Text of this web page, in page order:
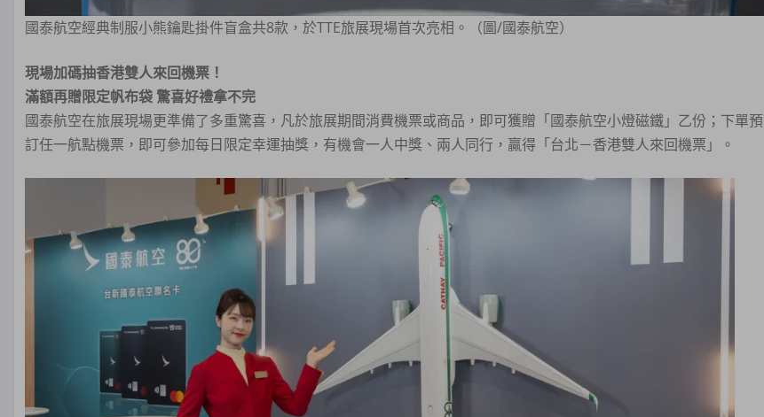
國泰航空經典制服小熊鑰匙掛件盲盒共8款，於TTE旅展現場首次亮相。（圖/國泰航空）
現場加碼抽香港雙人來回機票！
滿額再贈限定帆布袋 驚喜好禮拿不完
國泰航空在旅展現場更準備了多重驚喜，凡於旅展期間消費機票或商品，即可獲贈「國泰航空小燈磁鐵」乙份；下單預
訂任一航點機票，即可參加每日限定幸運抽獎，有機會一人中獎、兩人同行，贏得「台北－香港雙人來回機票」。